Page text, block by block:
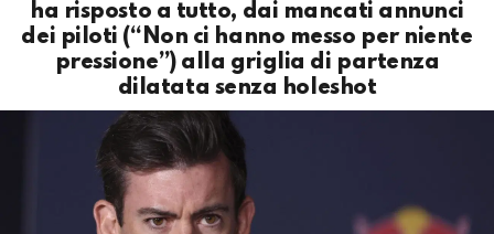
ha risposto a tutto, dai mancati annunci
dei piloti (“Non ci hanno messo per niente
pressione”) alla griglia di partenza
dilatata senza holeshot